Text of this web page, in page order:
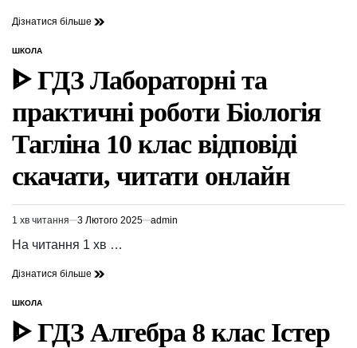
Дізнатися більше
ОПУБЛІКУВАТИ
У
ШКОЛА
ᐈ ГДЗ Лабораторні та
практичні роботи Біологія
Тагліна 10 клас відповіді
скачати, читати онлайн
Орієнтовний
час
1 хв читання 3 Лютого 2025 admin
На читання 1 хв …
Дізнатися більше
ОПУБЛІКУВАТИ
У
ШКОЛА
ᐈ ГДЗ Алгебра 8 клас Істер